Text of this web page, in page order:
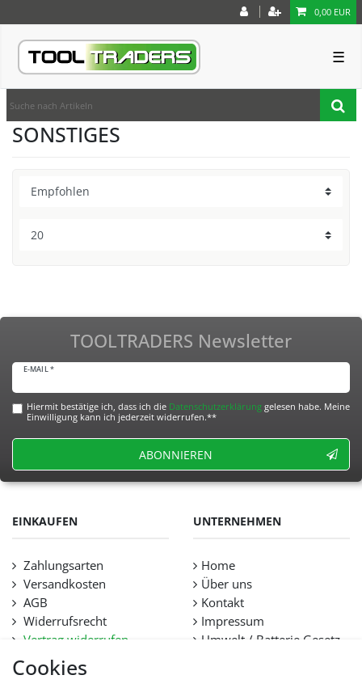
Cookies
0,00 EUR
☰
SONSTIGES
TOOLTRADERS Newsletter
E-MAIL *
Hiermit bestätige ich, dass ich die Daten­schutz­erklärunggelesen habe. Meine
Einwilligung kann ich jederzeit widerrufen.**
ABONNIEREN
EINKAUFEN
Zahlungsarten
Versandkosten
AGB
Widerrufsrecht
Vertrag widerrufen
Datenschutz
Hilfe
UNTERNEHMEN
Home
Über uns
Kontakt
Impressum
Umwelt / Batterie Gesetz